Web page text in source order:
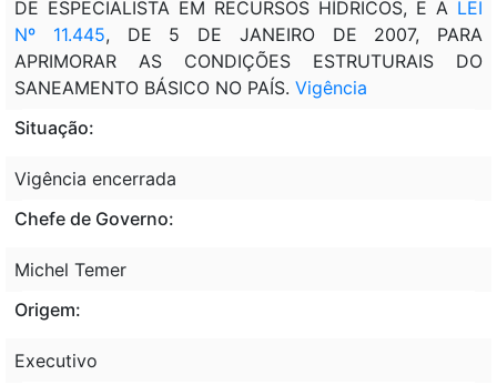
DE ESPECIALISTA EM RECURSOS HÍDRICOS, E A LEI
Nº 11.445, DE 5 DE JANEIRO DE 2007, PARA
APRIMORAR AS CONDIÇÕES ESTRUTURAIS DO
SANEAMENTO BÁSICO NO PAÍS. Vigência
Situação:
Vigência encerrada
Chefe de Governo:
Michel Temer
Origem:
Executivo